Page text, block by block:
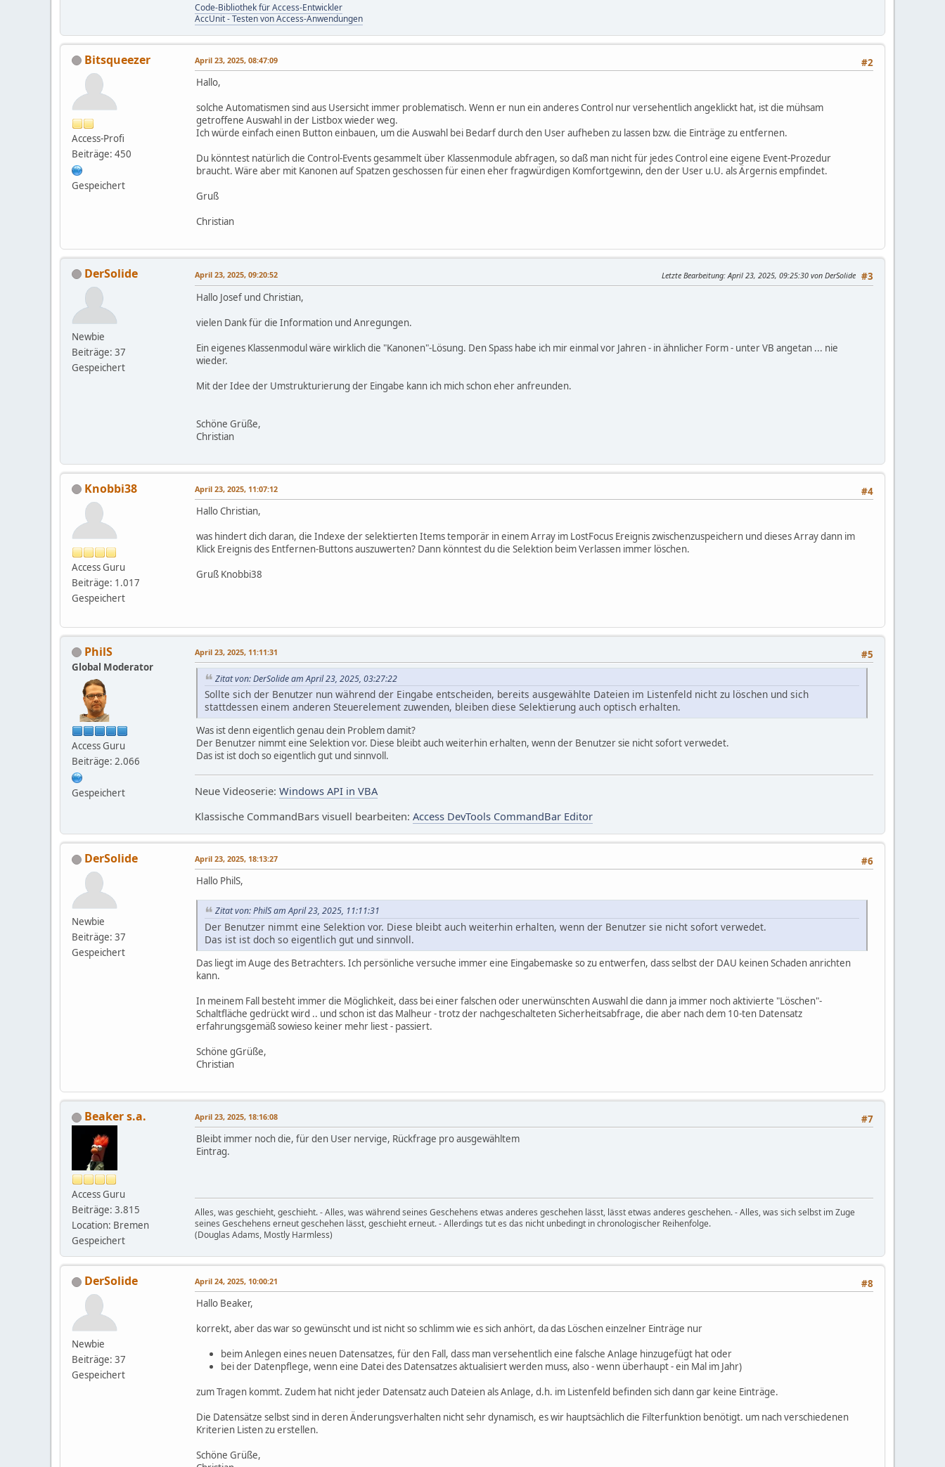
Code-Bibliothek für Access-Entwickler
AccUnit - Testen von Access-Anwendungen
Bitsqueezer
Access-Profi
Beiträge: 450
Gespeichert
#2
April 23, 2025, 08:47:09
Hallo,
solche Automatismen sind aus Usersicht immer problematisch. Wenn er nun ein anderes Control nur versehentlich angeklickt hat, ist die mühsam
getroffene Auswahl in der Listbox wieder weg.
Ich würde einfach einen Button einbauen, um die Auswahl bei Bedarf durch den User aufheben zu lassen bzw. die Einträge zu entfernen.
Du könntest natürlich die Control-Events gesammelt über Klassenmodule abfragen, so daß man nicht für jedes Control eine eigene Event-Prozedur
braucht. Wäre aber mit Kanonen auf Spatzen geschossen für einen eher fragwürdigen Komfortgewinn, den der User u.U. als Ärgernis empfindet.
Gruß
Christian
DerSolide
Newbie
Beiträge: 37
Gespeichert
#3
April 23, 2025, 09:20:52 Letzte Bearbeitung: April 23, 2025, 09:25:30 von DerSolide
Hallo Josef und Christian,
vielen Dank für die Information und Anregungen.
Ein eigenes Klassenmodul wäre wirklich die "Kanonen"-Lösung. Den Spass habe ich mir einmal vor Jahren - in ähnlicher Form - unter VB angetan ... nie
wieder.
Mit der Idee der Umstrukturierung der Eingabe kann ich mich schon eher anfreunden.
Schöne Grüße,
Christian
Knobbi38
Access Guru
Beiträge: 1.017
Gespeichert
#4
April 23, 2025, 11:07:12
Hallo Christian,
was hindert dich daran, die Indexe der selektierten Items temporär in einem Array im LostFocus Ereignis zwischenzuspeichern und dieses Array dann im
Klick Ereignis des Entfernen-Buttons auszuwerten? Dann könntest du die Selektion beim Verlassen immer löschen.
Gruß Knobbi38
PhilS
Global Moderator
Access Guru
Beiträge: 2.066
Gespeichert
#5
April 23, 2025, 11:11:31
Zitat von: DerSolide am April 23, 2025, 03:27:22
Sollte sich der Benutzer nun während der Eingabe entscheiden, bereits ausgewählte Dateien im Listenfeld nicht zu löschen und sich
stattdessen einem anderen Steuerelement zuwenden, bleiben diese Selektierung auch optisch erhalten.
Was ist denn eigentlich genau dein Problem damit?
Der Benutzer nimmt eine Selektion vor. Diese bleibt auch weiterhin erhalten, wenn der Benutzer sie nicht sofort verwedet.
Das ist ist doch so eigentlich gut und sinnvoll.
Neue Videoserie: Windows API in VBA
Klassische CommandBars visuell bearbeiten: Access DevTools CommandBar Editor
DerSolide
Newbie
Beiträge: 37
Gespeichert
#6
April 23, 2025, 18:13:27
Hallo PhilS,
Zitat von: PhilS am April 23, 2025, 11:11:31
Der Benutzer nimmt eine Selektion vor. Diese bleibt auch weiterhin erhalten, wenn der Benutzer sie nicht sofort verwedet.
Das ist ist doch so eigentlich gut und sinnvoll.
Das liegt im Auge des Betrachters. Ich persönliche versuche immer eine Eingabemaske so zu entwerfen, dass selbst der DAU keinen Schaden anrichten
kann.
In meinem Fall besteht immer die Möglichkeit, dass bei einer falschen oder unerwünschten Auswahl die dann ja immer noch aktivierte "Löschen"-
Schaltfläche gedrückt wird .. und schon ist das Malheur - trotz der nachgeschalteten Sicherheitsabfrage, die aber nach dem 10-ten Datensatz
erfahrungsgemäß sowieso keiner mehr liest - passiert.
Schöne gGrüße,
Christian
Beaker s.a.
Access Guru
Beiträge: 3.815
Location: Bremen
Gespeichert
#7
April 23, 2025, 18:16:08
Bleibt immer noch die, für den User nervige, Rückfrage pro ausgewähltem
Eintrag.
Alles, was geschieht, geschieht. - Alles, was während seines Geschehens etwas anderes geschehen lässt, lässt etwas anderes geschehen. - Alles, was sich selbst im Zuge
seines Geschehens erneut geschehen lässt, geschieht erneut. - Allerdings tut es das nicht unbedingt in chronologischer Reihenfolge.
(Douglas Adams, Mostly Harmless)
DerSolide
Newbie
Beiträge: 37
Gespeichert
#8
April 24, 2025, 10:00:21
Hallo Beaker,
korrekt, aber das war so gewünscht und ist nicht so schlimm wie es sich anhört, da das Löschen einzelner Einträge nur
beim Anlegen eines neuen Datensatzes, für den Fall, dass man versehentlich eine falsche Anlage hinzugefügt hat oder
bei der Datenpflege, wenn eine Datei des Datensatzes aktualisiert werden muss, also - wenn überhaupt - ein Mal im Jahr)
zum Tragen kommt. Zudem hat nicht jeder Datensatz auch Dateien als Anlage, d.h. im Listenfeld befinden sich dann gar keine Einträge.
Die Datensätze selbst sind in deren Änderungsverhalten nicht sehr dynamisch, es wir hauptsächlich die Filterfunktion benötigt. um nach verschiedenen
Kriterien Listen zu erstellen.
Schöne Grüße,